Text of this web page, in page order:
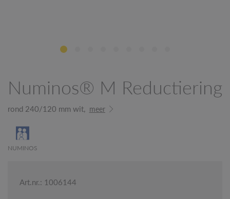
Numinos® M Reductiering
rond 240/120 mm wit, meer
NUMINOS
Art.nr.: 1006144